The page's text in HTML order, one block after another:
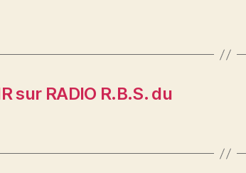
sur RADIO R.B.S. du